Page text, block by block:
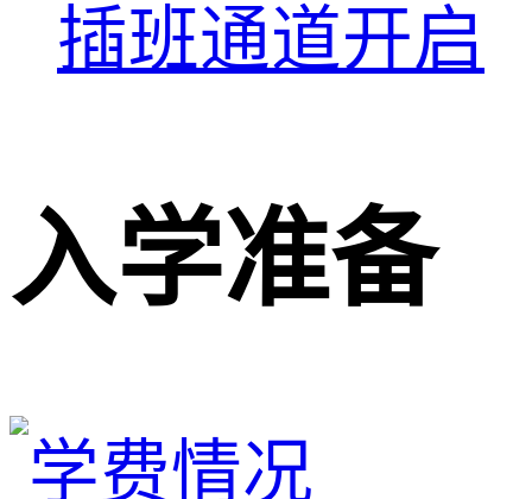
插班通道开启
入学准备